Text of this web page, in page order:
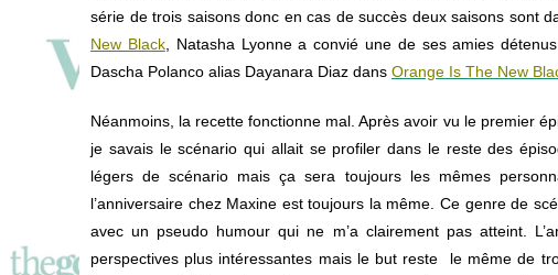
série de trois saisons donc en cas de succès deux saisons sont
New Black, Natasha Lyonne a convié une de ses amies
Dascha Polanco alias Dayanara Diaz dans Orange Is The New
Néanmoins, la recette fonctionne mal. Après avoir vu le premier
je savais le scénario qui allait se profiler dans le reste des
légers de scénario mais ça sera toujours les mêmes
l’anniversaire chez Maxine est toujours la même. Ce genre de
avec un pseudo humour qui ne m’a clairement pas atteint.
perspectives plus intéressantes mais le but reste le même de